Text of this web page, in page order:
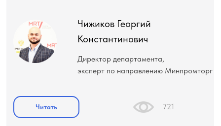
Директор департамента,
эксперт по направлению Минпромторг
721
Читать
Чижиков Георгий
Константинович